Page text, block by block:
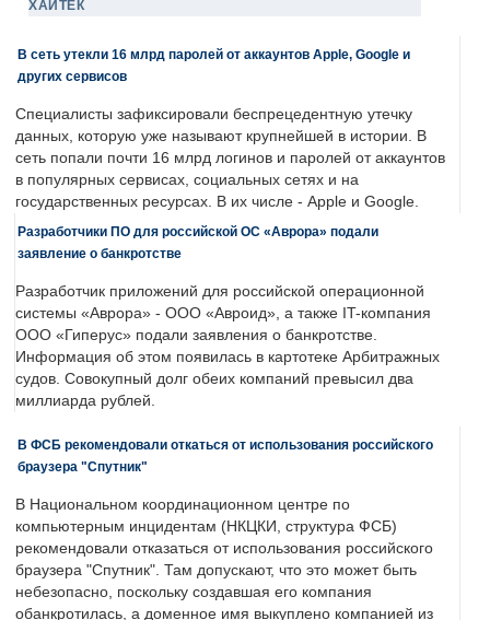
ХАЙТЕК
В сеть утекли 16 млрд паролей от аккаунтов Apple, Google и
других сервисов
Специалисты зафиксировали беспрецедентную утечку
данных, которую уже называют крупнейшей в истории. В
сеть попали почти 16 млрд логинов и паролей от аккаунтов
в популярных сервисах, социальных сетях и на
государственных ресурсах. В их числе - Apple и Google.
Разработчики ПО для российской ОС «Аврора» подали
заявление о банкротстве
Разработчик приложений для российской операционной
системы «Аврора» - ООО «Авроид», а также IT-компания
ООО «Гиперус» подали заявления о банкротстве.
Информация об этом появилась в картотеке Арбитражных
судов. Совокупный долг обеих компаний превысил два
миллиарда рублей.
В ФСБ рекомендовали откаться от использования российского
браузера "Спутник"
В Национальном координационном центре по
компьютерным инцидентам (НКЦКИ, структура ФСБ)
рекомендовали отказаться от использования российского
браузера "Спутник". Там допускают, что это может быть
небезопасно, поскольку создавшая его компания
обанкротилась, а доменное имя выкуплено компанией из